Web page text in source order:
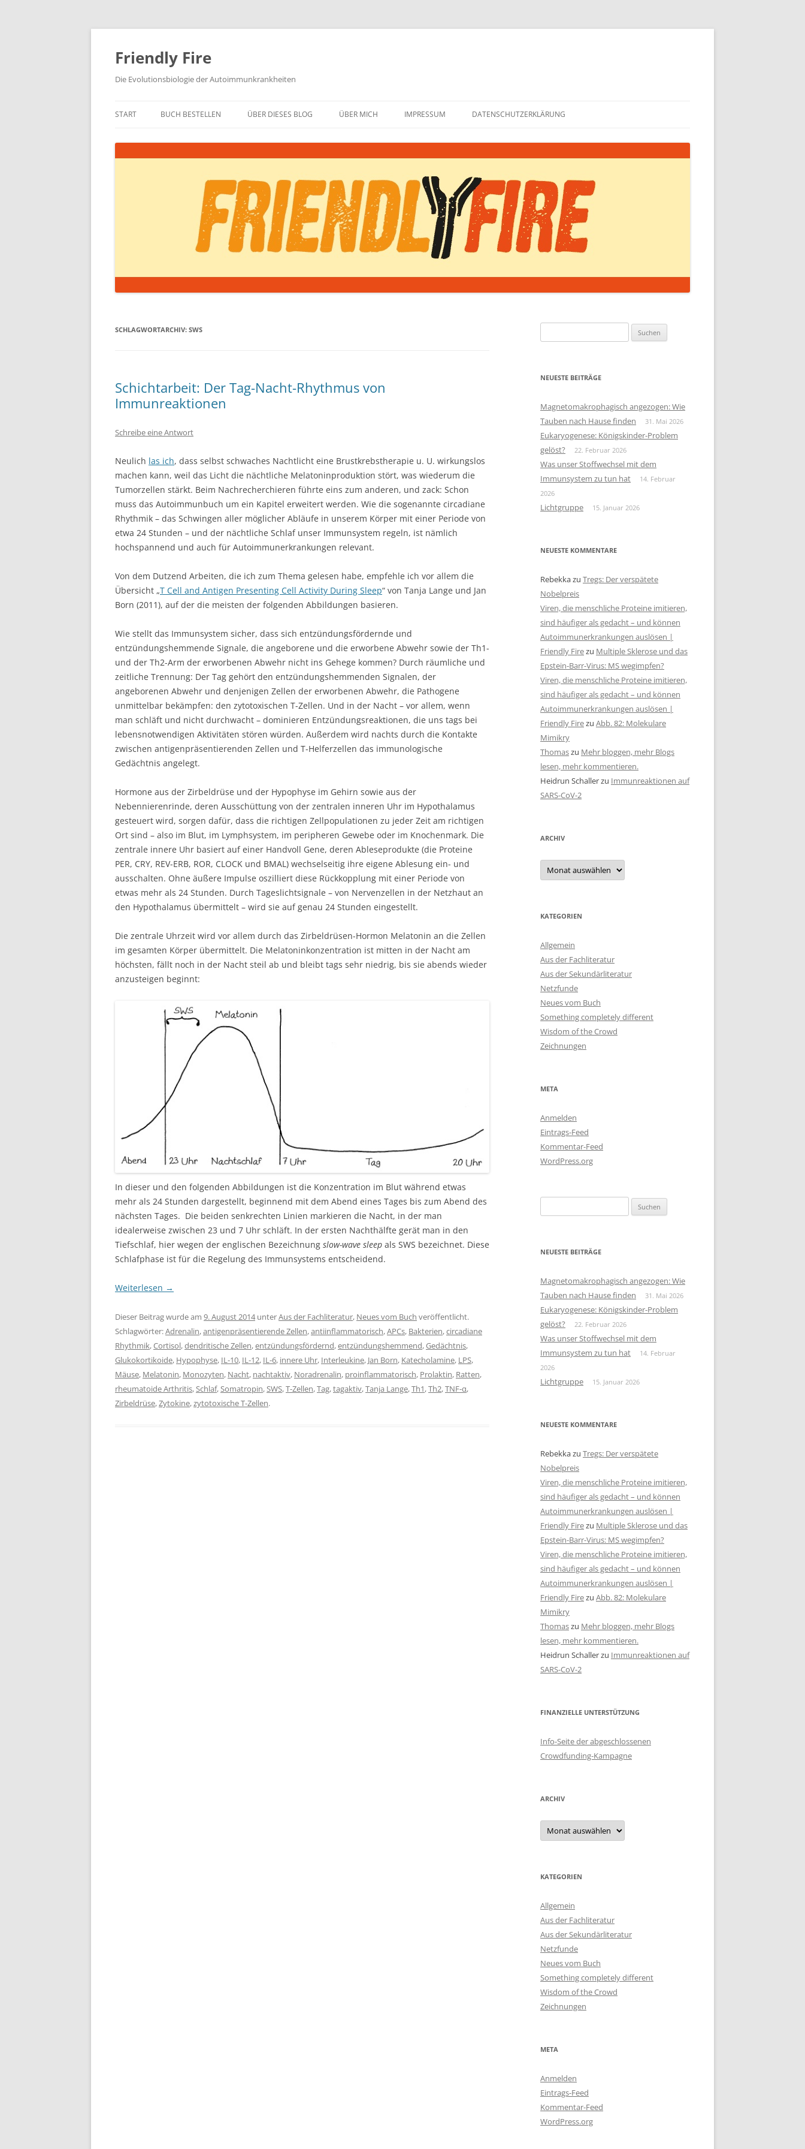
Zum
springen
Friendly Fire
Die Evolutionsbiologie der Autoimmunkrankheiten
START BUCH BESTELLEN ÜBER DIESES BLOG ÜBER MICH IMPRESSUM DATENSCHUTZERKLÄRUNG
SCHLAGWORTARCHIV: SWS
Schichtarbeit: Der Tag-Nacht-Rhythmus von
Immunreaktionen
Schreibe eine Antwort
Neulich las ich, dass selbst schwaches Nachtlicht eine Brustkrebstherapie u. U. wirkungslos
machen kann, weil das Licht die nächtliche Melatoninproduktion stört, was wiederum die
Tumorzellen stärkt. Beim Nachrecherchieren führte eins zum anderen, und zack: Schon
muss das Autoimmunbuch um ein Kapitel erweitert werden. Wie die sogenannte circadiane
Rhythmik – das Schwingen aller möglicher Abläufe in unserem Körper mit einer Periode von
etwa 24 Stunden – und der nächtliche Schlaf unser Immunsystem regeln, ist nämlich
hochspannend und auch für Autoimmunerkrankungen relevant.
Von dem Dutzend Arbeiten, die ich zum Thema gelesen habe, empfehle ich vor allem die
Übersicht „T Cell and Antigen Presenting Cell Activity During Sleep“ von Tanja Lange und Jan
Born (2011), auf der die meisten der folgenden Abbildungen basieren.
Wie stellt das Immunsystem sicher, dass sich entzündungsfördernde und
entzündungshemmende Signale, die angeborene und die erworbene Abwehr sowie der Th1-
und der Th2-Arm der erworbenen Abwehr nicht ins Gehege kommen? Durch räumliche und
zeitliche Trennung: Der Tag gehört den entzündungshemmenden Signalen, der
angeborenen Abwehr und denjenigen Zellen der erworbenen Abwehr, die Pathogene
unmittelbar bekämpfen: den zytotoxischen T-Zellen. Und in der Nacht – vor allem, wenn
man schläft und nicht durchwacht – dominieren Entzündungsreaktionen, die uns tags bei
lebensnotwendigen Aktivitäten stören würden. Außerdem wird nachts durch die Kontakte
zwischen antigenpräsentierenden Zellen und T-Helferzellen das immunologische
Gedächtnis angelegt.
Hormone aus der Zirbeldrüse und der Hypophyse im Gehirn sowie aus der
Nebennierenrinde, deren Ausschüttung von der zentralen inneren Uhr im Hypothalamus
gesteuert wird, sorgen dafür, dass die richtigen Zellpopulationen zu jeder Zeit am richtigen
Ort sind – also im Blut, im Lymphsystem, im peripheren Gewebe oder im Knochenmark. Die
zentrale innere Uhr basiert auf einer Handvoll Gene, deren Ableseprodukte (die Proteine
PER, CRY, REV-ERB, ROR, CLOCK und BMAL) wechselseitig ihre eigene Ablesung ein- und
ausschalten. Ohne äußere Impulse oszilliert diese Rückkopplung mit einer Periode von
etwas mehr als 24 Stunden. Durch Tageslichtsignale – von Nervenzellen in der Netzhaut an
den Hypothalamus übermittelt – wird sie auf genau 24 Stunden eingestellt.
Die zentrale Uhrzeit wird vor allem durch das Zirbeldrüsen-Hormon Melatonin an die Zellen
im gesamten Körper übermittelt. Die Melatoninkonzentration ist mitten in der Nacht am
höchsten, fällt noch in der Nacht steil ab und bleibt tags sehr niedrig, bis sie abends wieder
anzusteigen beginnt:
In dieser und den folgenden Abbildungen ist die Konzentration im Blut während etwas
mehr als 24 Stunden dargestellt, beginnend mit dem Abend eines Tages bis zum Abend des
nächsten Tages. Die beiden senkrechten Linien markieren die Nacht, in der man
idealerweise zwischen 23 und 7 Uhr schläft. In der ersten Nachthälfte gerät man in den
Tiefschlaf, hier wegen der englischen Bezeichnung slow-wave sleep als SWS bezeichnet. Diese
Schlafphase ist für die Regelung des Immunsystems entscheidend.
Weiterlesen →
Dieser Beitrag wurde am 9. August 2014unterAus der Fachliteratur, Neues vom Buch veröffentlicht.
Schlagwörter:Adrenalin,antigenpräsentierende Zellen,antiinflammatorisch,APCs, Bakterien,circadiane
Rhythmik,Cortisol,dendritische Zellen,entzündungsfördernd,entzündungshemmend,Gedächtnis,
Glukokortikoide, Hypophyse, IL-10, IL-12, IL-6, innere Uhr, Interleukine, Jan Born, Katecholamine, LPS,
Mäuse, Melatonin, Monozyten, Nacht, nachtaktiv, Noradrenalin, proinflammatorisch, Prolaktin, Ratten,
rheumatoide Arthritis, Schlaf, Somatropin, SWS,T-Zellen,Tag,tagaktiv,Tanja Lange,Th1,Th2,TNF-α,
Zirbeldrüse,Zytokine,zytotoxische T-Zellen.
nach:
NEUESTE BEITRÄGE
Magnetomakrophagisch angezogen: Wie
Tauben nach Hause finden
31. Mai 2026
Eukaryogenese: Königskinder-Problem
gelöst?
22. Februar 2026
Was unser Stoffwechsel mit dem
Immunsystem zu tun hat
14. Februar
2026
Lichtgruppe 15. Januar 2026
NEUESTE KOMMENTARE
Rebekkazu Tregs: Der verspätete
Nobelpreis
Viren, die menschliche Proteine imitieren,
sind häufiger als gedacht – und können
Autoimmunerkrankungen auslösen |
Friendly Firezu Multiple Sklerose und das
Epstein-Barr-Virus: MS wegimpfen?
Viren, die menschliche Proteine imitieren,
sind häufiger als gedacht – und können
Autoimmunerkrankungen auslösen |
Friendly Firezu Abb. 82: Molekulare
Mimikry
Thomaszu Mehr bloggen, mehr Blogs
lesen, mehr kommentieren.
Heidrun Schallerzu Immunreaktionen auf
SARS-CoV-2
ARCHIV
Archiv
KATEGORIEN
Allgemein
Aus der Fachliteratur
Aus der Sekundärliteratur
Netzfunde
Neues vom Buch
Something completely different
Wisdom of the Crowd
Zeichnungen
META
Anmelden
Eintrags-Feed
Kommentar-Feed
WordPress.org
nach:
NEUESTE BEITRÄGE
Magnetomakrophagisch angezogen: Wie
Tauben nach Hause finden
31. Mai 2026
Eukaryogenese: Königskinder-Problem
gelöst?
22. Februar 2026
Was unser Stoffwechsel mit dem
Immunsystem zu tun hat
14. Februar
2026
Lichtgruppe 15. Januar 2026
NEUESTE KOMMENTARE
Rebekkazu Tregs: Der verspätete
Nobelpreis
Viren, die menschliche Proteine imitieren,
sind häufiger als gedacht – und können
Autoimmunerkrankungen auslösen |
Friendly Firezu Multiple Sklerose und das
Epstein-Barr-Virus: MS wegimpfen?
Viren, die menschliche Proteine imitieren,
sind häufiger als gedacht – und können
Autoimmunerkrankungen auslösen |
Friendly Firezu Abb. 82: Molekulare
Mimikry
Thomaszu Mehr bloggen, mehr Blogs
lesen, mehr kommentieren.
Heidrun Schallerzu Immunreaktionen auf
SARS-CoV-2
FINANZIELLE UNTERSTÜTZUNG
Info-Seite der abgeschlossenen
Crowdfunding-Kampagne
ARCHIV
Archiv
KATEGORIEN
Allgemein
Aus der Fachliteratur
Aus der Sekundärliteratur
Netzfunde
Neues vom Buch
Something completely different
Wisdom of the Crowd
Zeichnungen
META
Anmelden
Eintrags-Feed
Kommentar-Feed
WordPress.org